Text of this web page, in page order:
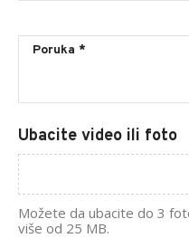
Ubacite video ili foto
Možete da ubacite do 3
više od 25 MB.